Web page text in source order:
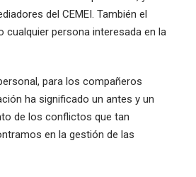
del CEMEI. También el
cualquier persona interesada en la
para los compañeros
ha significado un antes y un
de los conflictos que tan
en la gestión de las